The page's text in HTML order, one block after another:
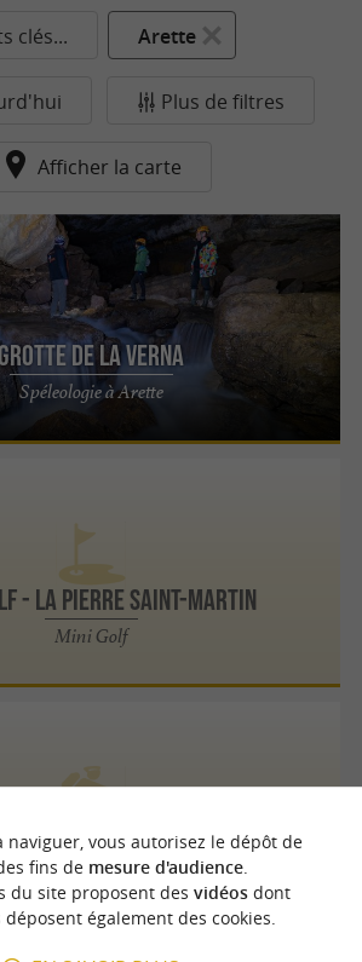
clés... Arette
Plus de filtres
Afficher la carte
de la Verna
Spéleologie à Arette
- La Pierre Saint-Martin
Mini Golf
- HOURTICQ PASCAL
Cyclistes à Arette
naviguer, vous autorisez le dépôt de
fins de mesure d'audience.
du site proposent des vidéosdont
également des cookies.